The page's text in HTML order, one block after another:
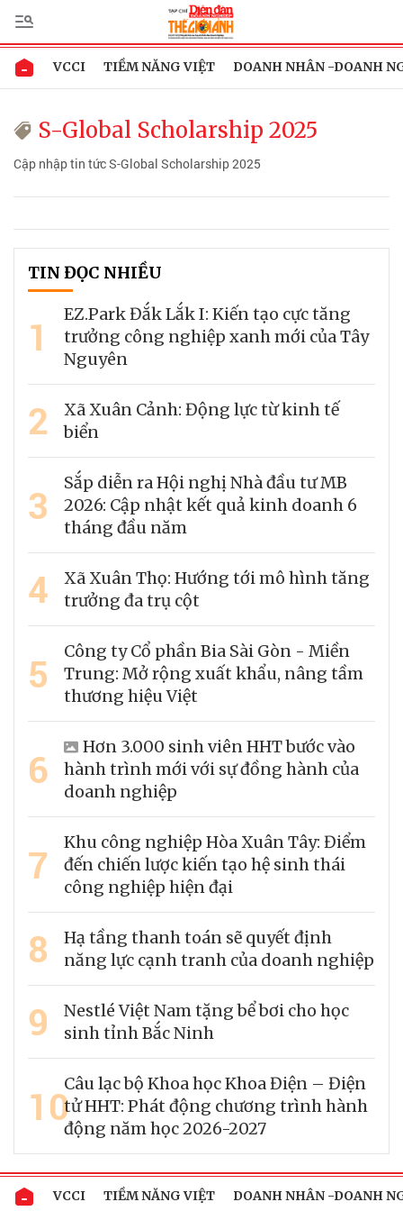
VCCI TIỀM NĂNG VIỆT DOANH NHÂN -DOANH
S-Global Scholarship 2025
Cập nhập tin tức S-Global Scholarship 2025
TIN ĐỌC NHIỀU
1
EZ.Park Đắk Lắk I: Kiến tạo cực tăng
trưởng công nghiệp xanh mới của Tây
Nguyên
2
Xã Xuân Cảnh: Động lực từ kinh tế
biển
3
Sắp diễn ra Hội nghị Nhà đầu tư MB
2026: Cập nhật kết quả kinh doanh 6
tháng đầu năm
4
Xã Xuân Thọ: Hướng tới mô hình tăng
trưởng đa trụ cột
5
Công ty Cổ phần Bia Sài Gòn - Miền
Trung: Mở rộng xuất khẩu, nâng tầm
thương hiệu Việt
6
Hơn 3.000 sinh viên HHT bước vào
hành trình mới với sự đồng hành của
doanh nghiệp
7
Khu công nghiệp Hòa Xuân Tây: Điểm
đến chiến lược kiến tạo hệ sinh thái
công nghiệp hiện đại
8
Hạ tầng thanh toán sẽ quyết định
năng lực cạnh tranh của doanh nghiệp
9
Nestlé Việt Nam tặng bể bơi cho học
sinh tỉnh Bắc Ninh
10Câu lạc bộ Khoa học Khoa Điện – Điện
tử HHT: Phát động chương trình hành
động năm học 2026-2027
VCCI TIỀM NĂNG VIỆT DOANH NHÂN -DOANH